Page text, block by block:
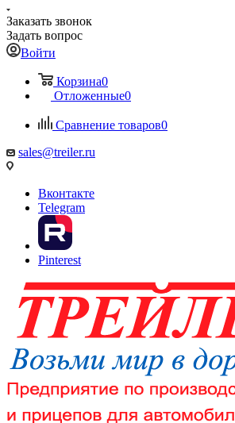
Заказать звонок
Задать вопрос
Войти
Корзина0
Отложенные0
Сравнение товаров0
sales@treiler.ru
Вконтакте
Telegram
Pinterest